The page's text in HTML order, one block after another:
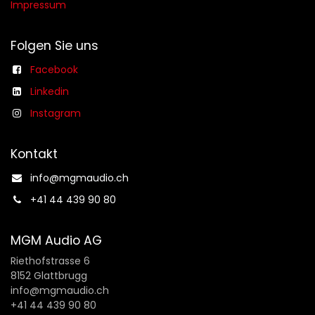
Impressum
Folgen Sie uns
Facebook
Linkedin
Instagram
Kontakt
info@mgmaudio.ch​
+41 44 439 90 80
MGM Audio AG
Riethofstrasse 6
8152 Glattbrugg
info@mgmaudio.ch
+41 44 439 90 80